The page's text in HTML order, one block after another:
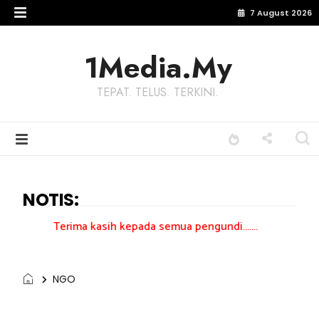
7 August 2026
1Media.My
TEPAT. TELUS. TERKINI.
NOTIS:
kasih kepada semua pengundi.......
NGO